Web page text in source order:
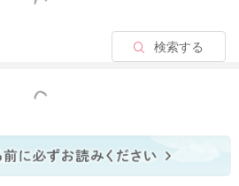
検索する
もっと見る